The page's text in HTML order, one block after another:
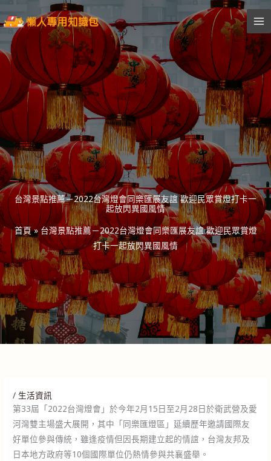
至
要
台灣景點推薦－2022台灣燈會同樂匯展友誼 歡迎民眾賞燈打卡一
起放閃異國風情
首頁 » 台灣景點推薦－2022台灣燈會同樂匯展友誼 歡迎民眾賞燈
打卡一起放閃異國風情
/ 生活資訊
第33屆「2022台灣燈會」於今年2月15日至2月28日於衛武營及愛
河灣雙主場盛大展開，其中「同樂匯燈區」延續歷年邀請國際友
好單位參與傳統，雖逢疫情但因長期建立起的情誼，台灣友邦及
日本地方政府等10個國際單位仍熱情參與共襄盛舉。